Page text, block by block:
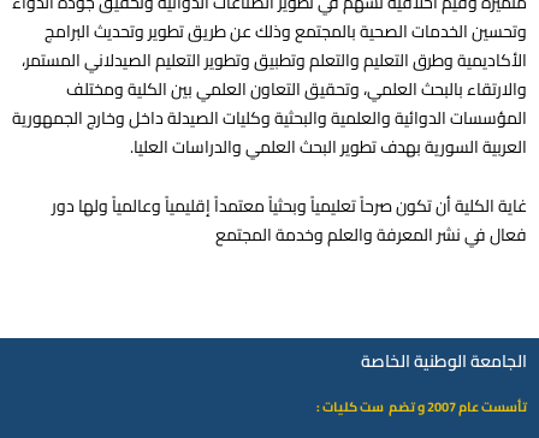
وتحسين الخدمات الصحية بالمجتمع وذلك عن طريق تطوير وتحديث البرامج
الأكاديمية وطرق التعليم والتعلم وتطبيق وتطوير التعليم الصيدلاني المستمر،
والارتقاء بالبحث العلمي، وتحقيق التعاون العلمي بين الكلية ومختلف
المؤسسات الدوائية والعلمية والبحثية وكليات الصيدلة داخل وخارج الجمهورية
العربية السورية بهدف تطوير البحث العلمي والدراسات العليا.
غاية الكلية أن تكون صرحاً تعليمياً وبحثياً معتمداً إقليمياً وعالمياً ولها دور
فعال في نشر المعرفة والعلم وخدمة المجتمع
الجامعة الوطنية الخاصة
تأسست عام 2007 و تضم ست كليات :